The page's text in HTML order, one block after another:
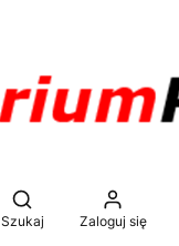
Otwórz wyszukiwarkę
Szukaj Zaloguj się